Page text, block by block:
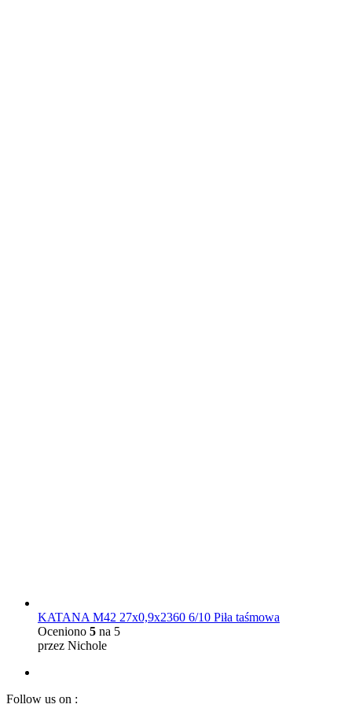
KATANA M42 27x0,9x2360 6/10 Piła taśmowa
Oceniono 5 na 5
przez Nichole
Follow us on :